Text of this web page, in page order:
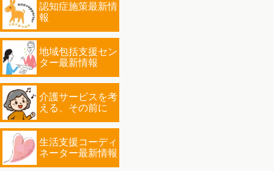
認知症施策最新情
報
地域包括支援セン
ター最新情報
介護サービスを考
える、その前に
生活支援コーディ
ネーター最新情報